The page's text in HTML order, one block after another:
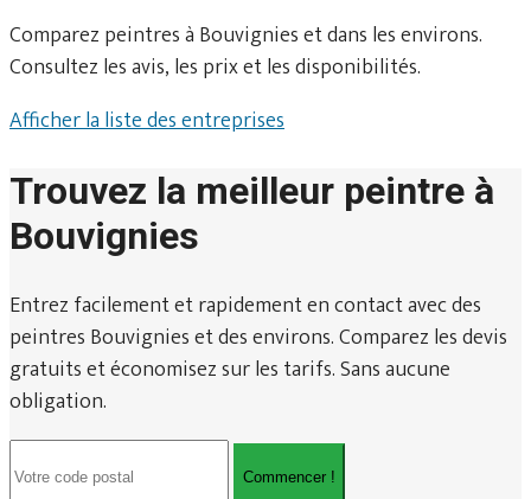
Comparez peintres à Bouvignies et dans les environs.
Consultez les avis, les prix et les disponibilités.
Afficher la liste des entreprises
Trouvez la meilleur peintre à
Bouvignies
Entrez facilement et rapidement en contact avec des
peintres Bouvignies et des environs. Comparez les devis
gratuits et économisez sur les tarifs. Sans aucune
obligation.
Commencer !